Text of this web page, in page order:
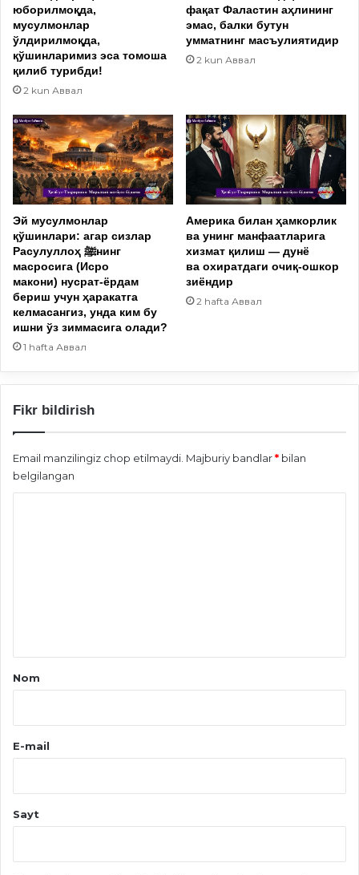
юборилмоқда,
мусулмонлар
ўлдирилмоқда,
қўшинларимиз эса томоша
қилиб турибди!
2 kun Аввал
фақат Фаластин аҳлининг
эмас, балки бутун
умматнинг масъулиятидир
2 kun Аввал
Эй мусулмонлар
қўшинлари: агар сизлар
Расулуллоҳ ﷺнинг
масросига (Исро
макони) нусрат-ёрдам
бериш учун ҳаракатга
келмасангиз, унда ким бу
ишни ўз зиммасига олади?
1 hafta Аввал
Америка билан ҳамкорлик
ва унинг манфаатларига
хизмат қилиш — дунё
ва охиратдаги очиқ-ошкор
зиёндир
2 hafta Аввал
Fikr bildirish
Email manzilingiz chop etilmaydi. Majburiy bandlar* bilan
belgilangan
Nom
E-mail
Sayt